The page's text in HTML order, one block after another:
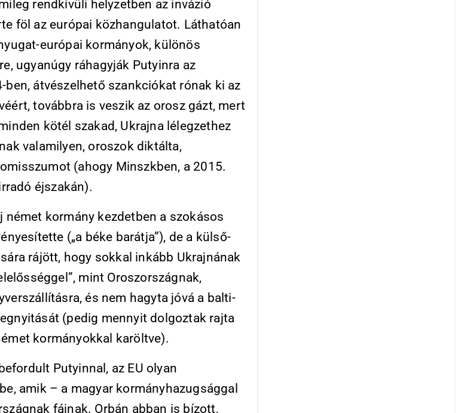
rendkívüli helyzetben az invázió
föl az európai közhangulatot. Láthatóan
európai kormányok, különös
ugyanúgy ráhagyják Putyinra az
ben, átvészelhető szankciókat rónak ki az
továbbra is veszik az orosz gázt, mert
kötél szakad, Ukrajna lélegzethez
valamilyen, oroszok diktálta,
(ahogy Minszkben, a 2015.
éjszakán).
német kormány kezdetben a szokásos
(„a béke barátja”), de a külső-
rájött, hogy sokkal inkább Ukrajnának
mint Oroszországnak,
és nem hagyta jóvá a balti-
(pedig mennyit dolgoztak rajta
kormányokkal karöltve).
Putyinnal, az EU olyan
amik – a magyar kormányhazugsággal
fájnak. Orbán abban is bízott,